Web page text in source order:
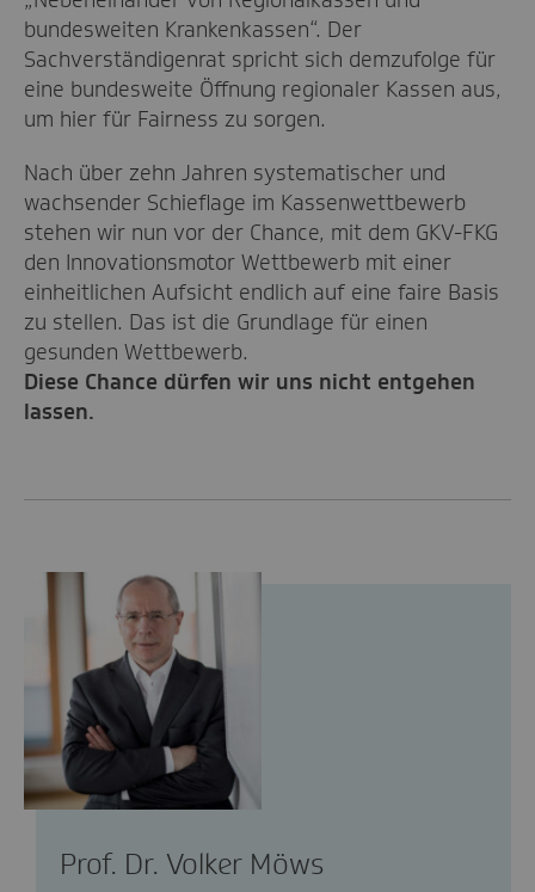
bundesweiten Krankenkassen“. Der
Sachverständigenrat spricht sich demzufolge für
eine bundesweite Öffnung regionaler Kassen aus,
um hier für Fairness zu sorgen.
Nach über zehn Jahren systematischer und
wachsender Schieflage im Kassenwettbewerb
stehen wir nun vor der Chance, mit dem GKV-FKG
den Innovationsmotor Wettbewerb mit einer
einheitlichen Aufsicht endlich auf eine faire Basis
zu stellen. Das ist die Grundlage für einen
gesunden Wettbewerb.
Diese Chance dürfen wir uns nicht entgehen
lassen.
Prof. Dr. Volker Möws